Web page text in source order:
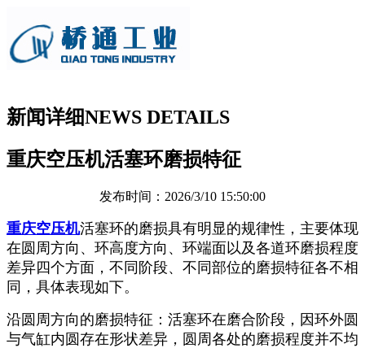
新闻详细NEWS DETAILS
重庆空压机活塞环磨损特征
发布时间：2026/3/10 15:50:00
重庆空压机活塞环的磨损具有明显的规律性，主要体现
在圆周方向、环高度方向、环端面以及各道环磨损程度
差异四个方面，不同阶段、不同部位的磨损特征各不相
同，具体表现如下。
沿圆周方向的磨损特征：活塞环在磨合阶段，因环外圆
与气缸内圆存在形状差异，圆周各处的磨损程度并不均